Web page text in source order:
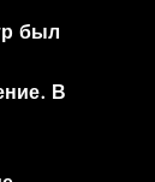
был
В